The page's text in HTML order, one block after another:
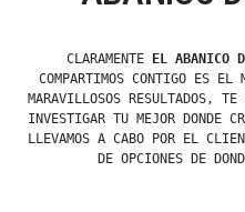
CLARAMENTE EL ABANICO
COMPARTIMOS CONTIGO ES EL
MARAVILLOSOS RESULTADOS, TE
INVESTIGAR TU MEJOR DONDE
LLEVAMOS A CABO POR EL
DE OPCIONES DE